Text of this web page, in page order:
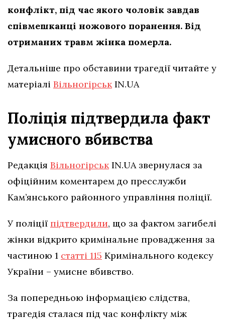
конфлікт, під час якого чоловік завдав
співмешканці ножового поранення. Від
отриманих травм жінка померла.
Детальніше про обставини трагедії читайте у
матеріалі ВільногірськIN.UA
Поліція підтвердила факт
умисного вбивства
Редакція ВільногірськIN.UA звернулася за
офіційним коментарем до пресслужби
Кам’янського районного управління поліції.
У поліції підтвердили, що за фактом загибелі
жінки відкрито кримінальне провадження за
частиною 1 статті 115 Кримінального кодексу
України – умисне вбивство.
За попередньою інформацією слідства,
трагедія сталася під час конфлікту між